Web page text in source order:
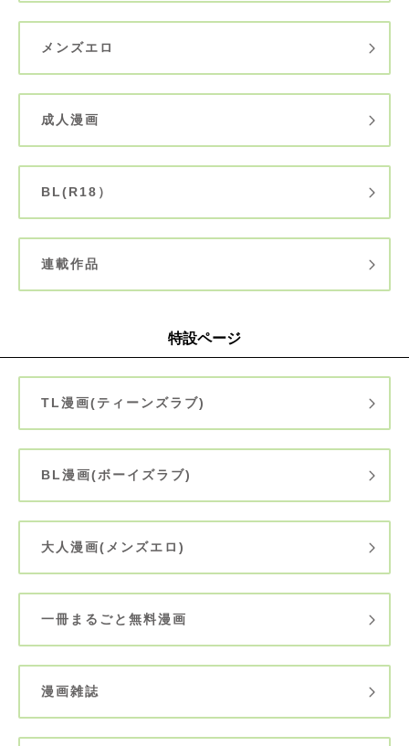
メンズエロ
成人漫画
BL(R18）
連載作品
特設ページ
TL漫画(ティーンズラブ)
BL漫画(ボーイズラブ)
大人漫画(メンズエロ)
一冊まるごと無料漫画
漫画雑誌